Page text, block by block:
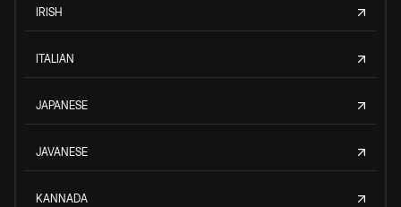
IRISH
ITALIAN
JAPANESE
JAVANESE
KANNADA